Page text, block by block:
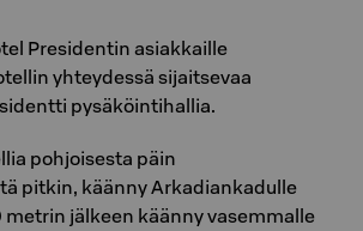
Presidentin asiakkaille
yhteydessä sijaitsevaa
pysäköintihallia.
pohjoisesta päin
pitkin, käänny Arkadiankadulle
metrin jälkeen käänny vasemmalle